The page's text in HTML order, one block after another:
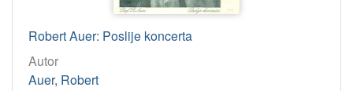
Robert Auer: Poslije koncerta
Autor
Auer, Robert